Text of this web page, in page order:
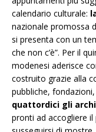
calendario culturale:
nazionale promossa
si presenta con un
che non c’è”. Per il
modenesi aderisce
costruito grazie alla
pubbliche,
quattordici gli
pronti ad accogliere